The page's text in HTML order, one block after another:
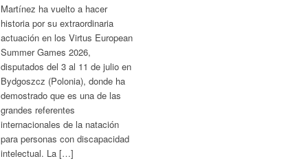
Martínez ha vuelto a hacer
historia por su extraordinaria
actuación en los Virtus European
Summer Games 2026,
disputados del 3 al 11 de julio en
Bydgoszcz (Polonia), donde ha
demostrado que es una de las
grandes referentes
internacionales de la natación
para personas con discapacidad
intelectual. La […]